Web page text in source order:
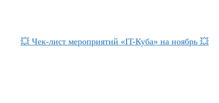
💥 Чек-лист мероприятий «IT-Куба» на ноябрь 💥